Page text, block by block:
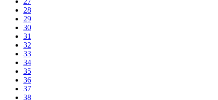
28
29
30
31
32
33
34
35
36
37
38